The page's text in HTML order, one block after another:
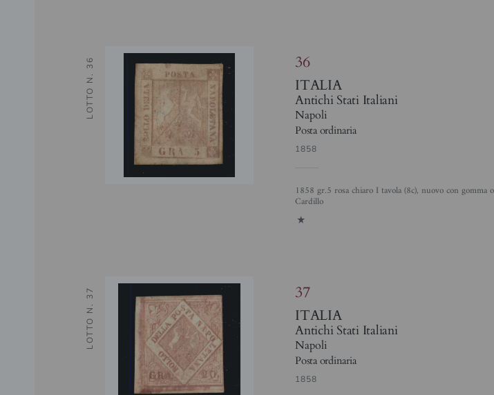
36
ITALIA
Antichi Stati Italiani
Napoli
Posta ordinaria
1858
1858 gr.5 rosa chiaro I tavola (8c), nuovo con gomma originale, cert.
Cardillo
1
LOTTO N. 36
37
ITALIA
Antichi Stati Italiani
Napoli
Posta ordinaria
1858
LOTTO N. 37